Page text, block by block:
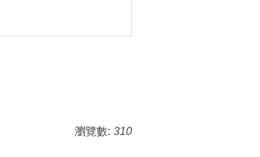
瀏覽數: 310